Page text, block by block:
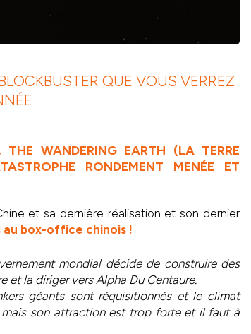
QUE VOUS VERREZ
WANDERING EARTH (LA TERRE
RONDEMENT MENÉE ET
et sa dernière réalisation et son dernier
au box-office chinois !
mondial décide de construire des
et la diriger vers Alpha Du Centaure.
géants sont réquisitionnés et le climat
mais son attraction est trop forte et il faut à